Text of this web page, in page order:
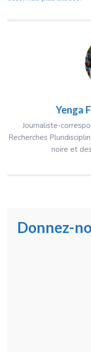
Yenga
Journaliste-
Recherches
noire et
Donnez-